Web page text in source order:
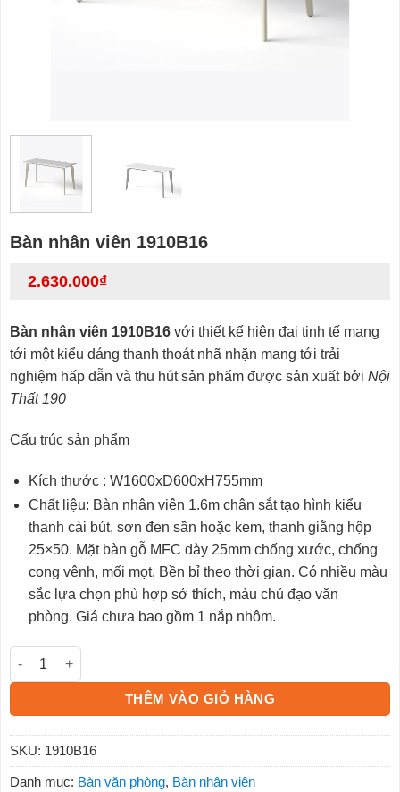
Bàn nhân viên 1910B16
2.630.000₫
Bàn nhân viên 1910B16 với thiết kế hiện đại tinh tế mang
tới một kiểu dáng thanh thoát nhã nhặn mang tới trải
nghiệm hấp dẫn và thu hút sản phẩm được sản xuất bởi Nội
Thất 190
Cấu trúc sản phẩm
Kích thước : W1600xD600xH755mm
Chất liệu: Bàn nhân viên 1.6m chân sắt tạo hình kiểu
thanh cài bút, sơn đen sần hoặc kem, thanh giằng hộp
25×50. Mặt bàn gỗ MFC dày 25mm chống xước, chống
cong vênh, mối mọt. Bền bỉ theo thời gian. Có nhiều màu
sắc lựa chọn phù hợp sở thích, màu chủ đạo văn
phòng. Giá chưa bao gồm 1 nắp nhôm.
Bàn nhân viên 1910B16 số lượng
THÊM VÀO GIỎ HÀNG
SKU: 1910B16
Danh mục: Bàn văn phòng, Bàn nhân viên